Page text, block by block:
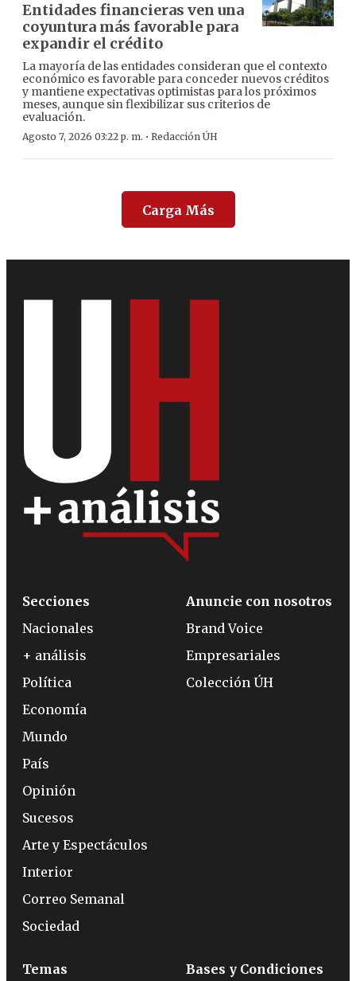
Entidades financieras ven una
coyuntura más favorable para
expandir el crédito
La mayoría de las entidades consideran que el contexto
económico es favorable para conceder nuevos créditos
y mantiene expectativas optimistas para los próximos
meses, aunque sin flexibilizar sus criterios de
evaluación.
Agosto 7, 2026 03:22 p. m. · Redacción ÚH
Carga Más
Secciones
Nacionales
+ análisis
Política
Economía
Mundo
País
Opinión
Sucesos
Arte y Espectáculos
Interior
Correo Semanal
Sociedad
Anuncie con nosotros
Brand Voice
Empresariales
Colección ÚH
Temas Bases y Condiciones